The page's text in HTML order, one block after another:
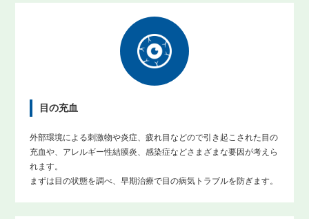
目の充血
外部環境による刺激物や炎症、疲れ目などので引き起こされた目の
充血や、アレルギー性結膜炎、感染症などさまざまな要因が考えら
れます。
まずは目の状態を調べ、早期治療で目の病気トラブルを防ぎます。